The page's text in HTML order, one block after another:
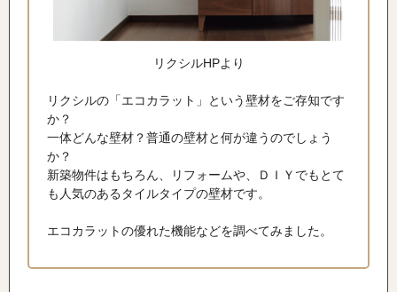
リクシルHPより
リクシルの「エコカラット」という壁材をご存知です
か？
一体どんな壁材？普通の壁材と何が違うのでしょう
か？
新築物件はもちろん、リフォームや、ＤＩＹでもとて
も人気のあるタイルタイプの壁材です。
エコカラットの優れた機能などを調べてみました。